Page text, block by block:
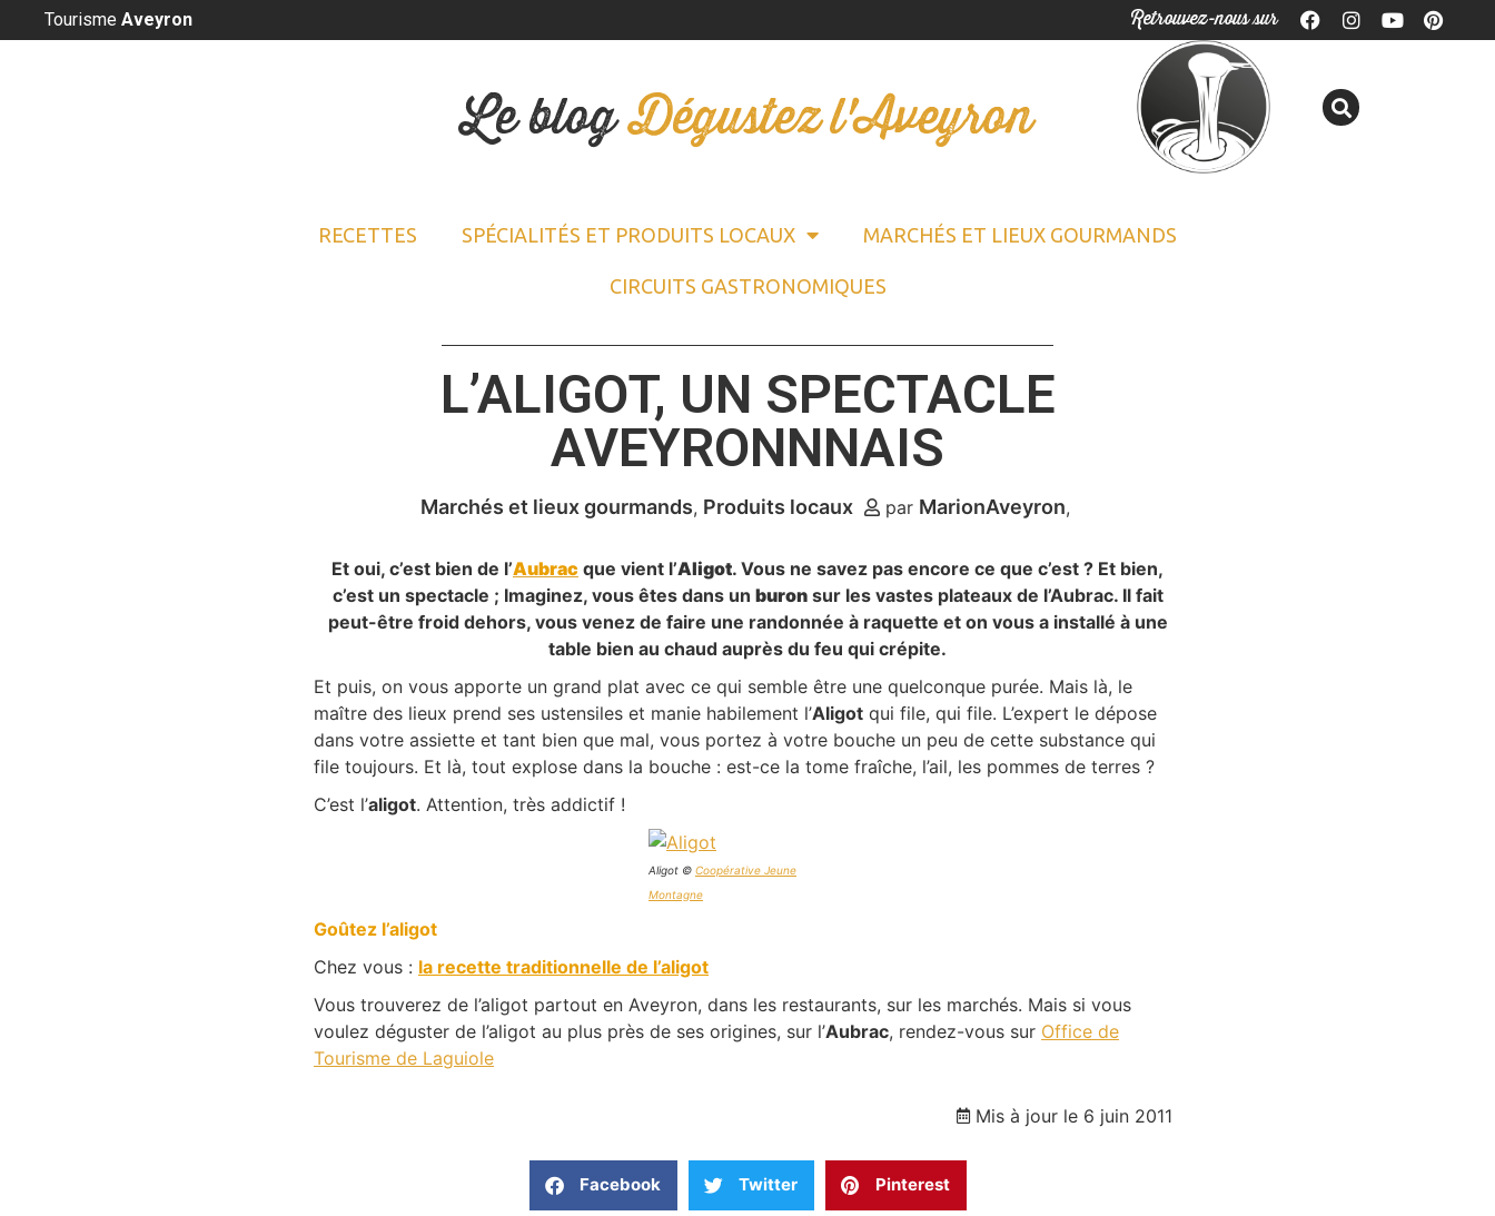
Panneau de gestion des cookies
Tourisme Aveyron Retrouvez-nous sur
Le blogDégustez l'Aveyron
RECETTES SPÉCIALITÉS ET PRODUITS LOCAUX MARCHÉS ET LIEUX GOURMANDS
CIRCUITS GASTRONOMIQUES
L’ALIGOT, UN SPECTACLE
AVEYRONNNAIS
Marchés et lieux gourmands Produits locaux par MarionAveyron
Et oui, c’est bien de l’Aubrac que vient l’Aligot. Vous ne savez pas encore ce que c’est ? Et bien,
c’est un spectacle ; Imaginez, vous êtes dans un buronsur les vastes plateaux de l’Aubrac. Il fait
peut-être froid dehors, vous venez de faire une randonnée à raquette et on vous a installé à une
table bien au chaud auprès du feu qui crépite.
Et puis, on vous apporte un grand plat avec ce qui semble être une quelconque purée. Mais là, le
maître des lieux prend ses ustensiles et manie habilement l’Aligot qui file, qui file. L’expert le dépose
dans votre assiette et tant bien que mal, vous portez à votre bouche un peu de cette substance qui
file toujours. Et là, tout explose dans la bouche : est-ce la tome fraîche, l’ail, les pommes de terres ?
C’est l’aligot. Attention, très addictif !
Aligot © Coopérative Jeune
Montagne
Goûtez l’aligot
Chez vous : la recette traditionnelle de l’aligot
Vous trouverez de l’aligot partout en Aveyron, dans les restaurants, sur les marchés. Mais si vous
voulez déguster de l’aligot au plus près de ses origines, sur l’Aubrac, rendez-vous sur Office de
Tourisme de Laguiole
Mis à jour le 6 juin 2011
Facebook Twitter Pinterest